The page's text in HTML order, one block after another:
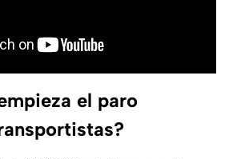
el paro